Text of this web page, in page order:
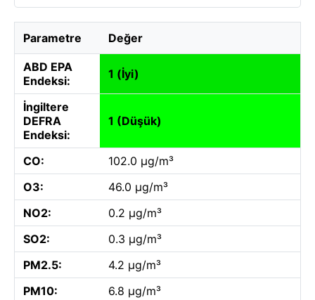
Parametre Değer
ABD EPA
Endeksi:
1 (İyi)
İngiltere
DEFRA
Endeksi:
1 (Düşük)
CO:
102.0 µg/m³
O3:
46.0 µg/m³
NO2:
0.2 µg/m³
SO2:
0.3 µg/m³
PM2.5:
4.2 µg/m³
PM10:
6.8 µg/m³